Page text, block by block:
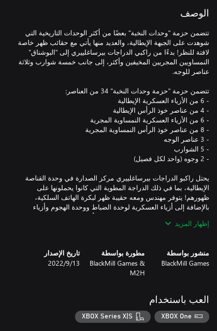
الوصف
تتضمن حزمة "وحدات النخبة" بعضًا من أكثر الوحدات التاريخية التي
شوهدت على الجبهة الإيطالية، والعديد منها يأتي مع حقائب ظهر خاصة
لافتة للنظر! بدءًا من راكبي الدراجات بيرساغلييري إلى "البوشناق"
النمساويين المجريين المخيفين وأكثر، إلى جانب خمسة شوارب وثلاثة
يحتل راكبو الدراجات بيرساغلييري مركز الصدارة في وحدة القناصة
الإيطالية، بما في ذلك الدراجة المطوية التي كانوا يحملونها على
ظهورهم! يتوفر مهندس ومعه حقيبة ظهر لبكرة الهاتف السلكية،
بالإضافة إلى أزياء العسكرية لوحدة الضباط ووحدة الهجوم وأزياء
الضابط "القصيرة" الكلاسيكية. إضافةً إلى ذلك، يحصلون أيضًا على
المميزة لشعر الوجه الذي لدي العديد من اللواءات الألمان: "فون
شليفن" و"فون فرانسوا" و"إريش فريدريش"، بما يليق بمنزلة صفوة
القوات. توجد أيضًا ثلاثة عناصر إضافية للوجه للاختيار من بينها، بما في
ذلك مجموعة خاصة من النظارات المستخدمة للأقنعة الواقية من الغاز
إظهار المزيد
منشور بواسطة
BlackMill Games
مطورة بواسطة
BlackMill Games &
M2H
تاريخ الإصدار
13‏/9‏/2022
العب باستخدام
XBOX One
XBOX Series X|S